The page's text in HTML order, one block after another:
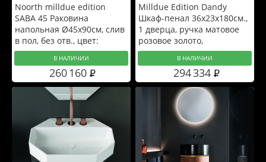
Noorth milldue edition
SABA 45 Раковина
напольная Ø45x90см, слив
в пол, без отв., цвет:
черный матовый
В НАЛИЧИИ
260 160
Milldue Edition Dandy
Шкаф-пенал 36х23х180см.,
1 дверца, ручка матовое
розовое золото,
подвесной, цвет:
глянцевый Grafite
В НАЛИЧИИ
294 334